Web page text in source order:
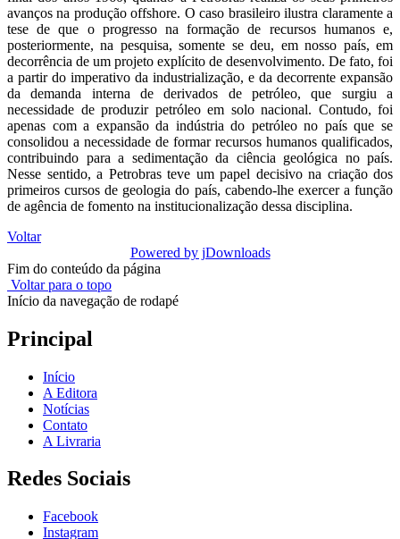
avanços na produção offshore. O caso brasileiro ilustra claramente a
tese de que o progresso na formação de recursos humanos e,
posteriormente, na pesquisa, somente se deu, em nosso país, em
decorrência de um projeto explícito de desenvolvimento. De fato, foi
a partir do imperativo da industrialização, e da decorrente expansão
da demanda interna de derivados de petróleo, que surgiu a
necessidade de produzir petróleo em solo nacional. Contudo, foi
apenas com a expansão da indústria do petróleo no país que se
consolidou a necessidade de formar recursos humanos qualificados,
contribuindo para a sedimentação da ciência geológica no país.
Nesse sentido, a Petrobras teve um papel decisivo na criação dos
primeiros cursos de geologia do país, cabendo-lhe exercer a função
de agência de fomento na institucionalização dessa disciplina.
Voltar
Powered by jDownloads
Fim do conteúdo da página
Voltar para o topo
Início da navegação de rodapé
Principal
Início
A Editora
Notícias
Contato
A Livraria
Redes Sociais
Facebook
Instagram